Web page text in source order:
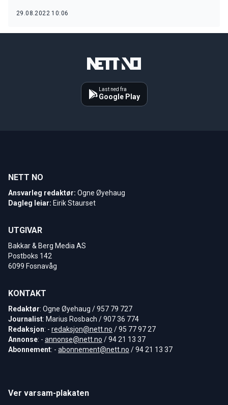
29.08.2022 10:06
Last ned fra
Google Play
NETT NO
Ansvarleg redaktør: Ogne Øyehaug
Dagleg leiar: Eirik Staurset
UTGIVAR
Bakkar & Berg Media AS
Postboks 142
6099 Fosnavåg
KONTAKT
Redaktør: Ogne Øyehaug / 957 79 727
Journalist: Marius Rosbach / 907 36 774
Redaksjon: - redaksjon@nett.no / 95 77 97 27
Annonse: - annonse@nett.no / 94 21 13 37
Abonnement: - abonnement@nett.no / 94 21 13 37
Ver varsam-plakaten